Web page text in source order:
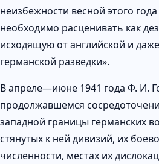
неизбежности весной этого
необходимо расценивать как
исходящую от английской и
германской разведки».
В апреле—июне 1941 года Ф. И.
продолжавшемся
западной границы германских
стянутых к ней дивизий, их
численности, местах их